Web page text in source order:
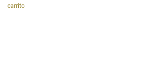
carrito